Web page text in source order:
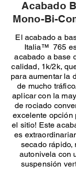
Acabado
Mono-Bi-
El acabado a
Italia™ 765
acabado a base
calidad, 1k/2k,
para aumentar la
de mucho
aplicar con la
de rociado
excelente opción
el sitio! Este
es
secado rápido,
autonivela con
suspensión